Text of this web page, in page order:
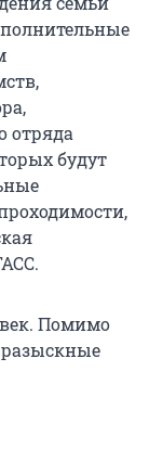
отряда
будут
Помимо
разыскные